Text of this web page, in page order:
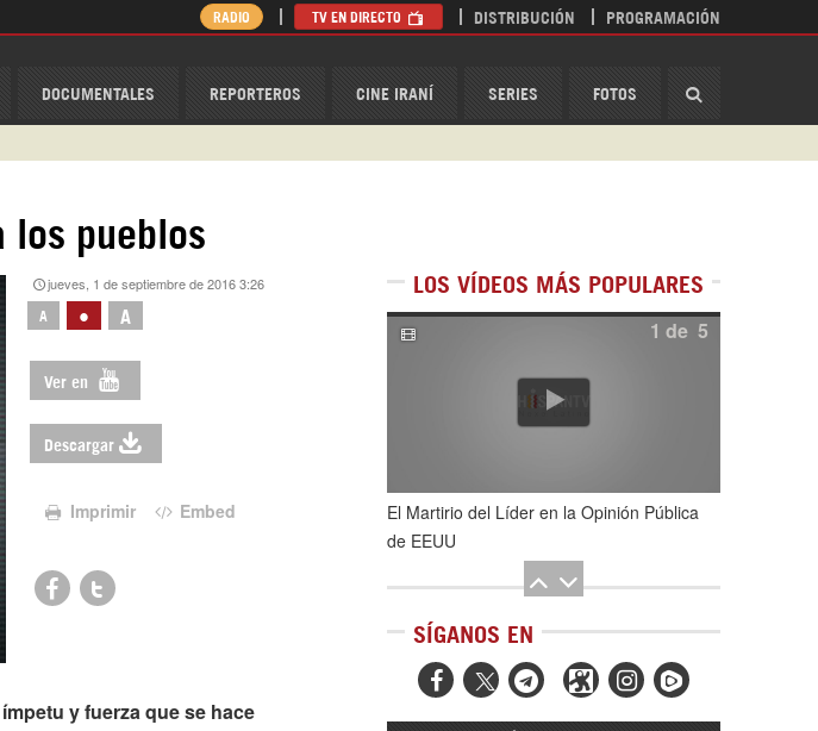
DOCUMENTALES REPORTEROS CINE IRANÍ SERIES FOTOS
RADIO TV EN DIRECTO DISTRIBUCIÓN PROGRAMACIÓN
los pueblos
jueves, 1 de septiembre de 2016 3:26
A • A
Ver en
Descargar
Imprimir Embed
y fuerza que se hace
LOS VÍDEOS MÁS POPULARES
1 de 5
El Martirio del Líder en la Opinión Pública
de EEUU
SÍGANOS EN
  